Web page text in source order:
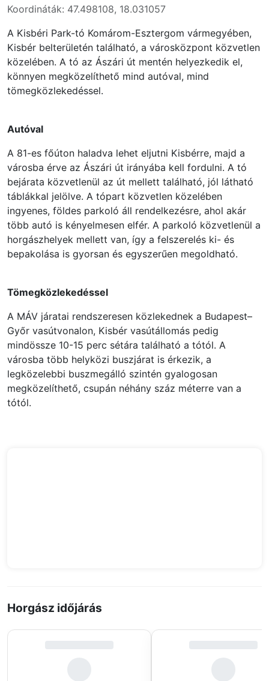
Koordináták: 47.498108, 18.031057
A Kisbéri Park-tó Komárom-Esztergom vármegyében,
Kisbér belterületén található, a városközpont közvetlen
közelében. A tó az Ászári út mentén helyezkedik el,
könnyen megközelíthető mind autóval, mind
tömegközlekedéssel.
Autóval
A 81-es főúton haladva lehet eljutni Kisbérre, majd a
városba érve az Ászári út irányába kell fordulni. A tó
bejárata közvetlenül az út mellett található, jól látható
táblákkal jelölve. A tópart közvetlen közelében
ingyenes, földes parkoló áll rendelkezésre, ahol akár
több autó is kényelmesen elfér. A parkoló közvetlenül a
horgászhelyek mellett van, így a felszerelés ki- és
bepakolása is gyorsan és egyszerűen megoldható.
Tömegközlekedéssel
A MÁV járatai rendszeresen közlekednek a Budapest–
Győr vasútvonalon, Kisbér vasútállomás pedig
mindössze 10-15 perc sétára található a tótól. A
városba több helyközi buszjárat is érkezik, a
legközelebbi buszmegálló szintén gyalogosan
megközelíthető, csupán néhány száz méterre van a
tótól.
Horgász időjárás